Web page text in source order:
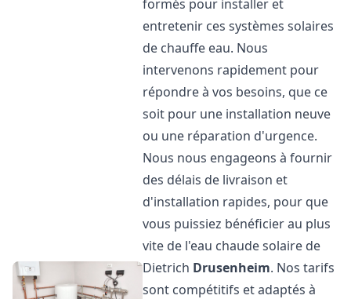
formés pour installer et
entretenir ces systèmes solaires
de chauffe eau. Nous
intervenons rapidement pour
répondre à vos besoins, que ce
soit pour une installation neuve
ou une réparation d'urgence.
Nous nous engageons à fournir
des délais de livraison et
d'installation rapides, pour que
vous puissiez bénéficier au plus
vite de l'eau chaude solaire de
Dietrich Drusenheim. Nos tarifs
sont compétitifs et adaptés à